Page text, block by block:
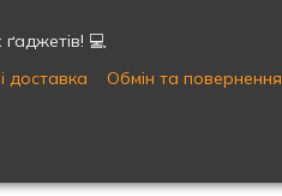
💻
доставка Обмін та повернення